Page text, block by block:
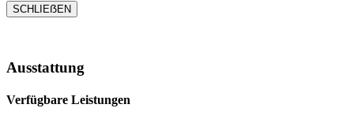
SCHLIEẞEN
Ausstattung
Verfügbare Leistungen